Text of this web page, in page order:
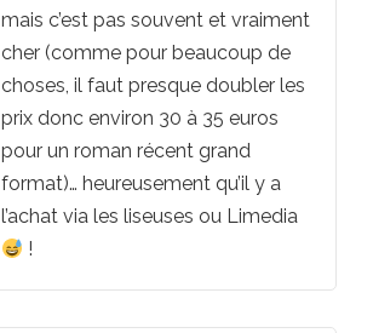
mais c’est pas souvent et vraiment
cher (comme pour beaucoup de
choses, il faut presque doubler les
prix donc environ 30 à 35 euros
pour un roman récent grand
format)… heureusement qu’il y a
l’achat via les liseuses ou Limedia
!